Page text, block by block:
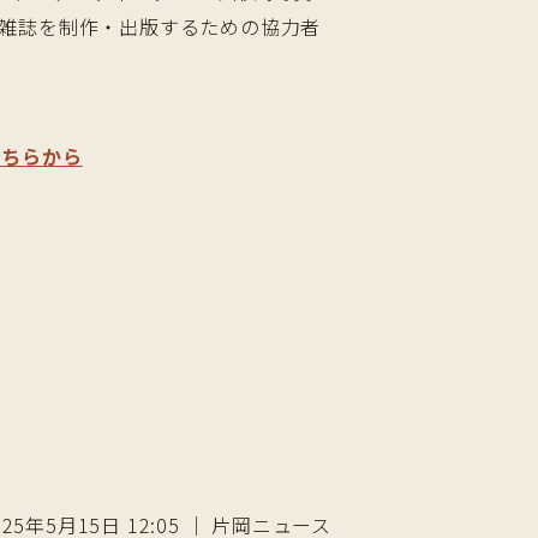
誌を制作・出版するための協力者
らから
年5月15日 12:05 ｜ 片岡ニュース